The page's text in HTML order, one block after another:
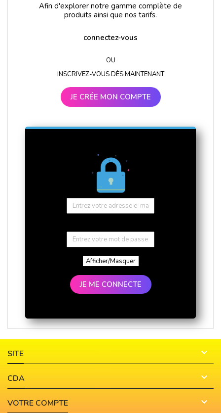
Afin d'explorer notre gamme complète de
produits ainsi que nos tarifs.
connectez-vous
OU
INSCRIVEZ-VOUS DÈS MAINTENANT
JE CRÉE MON COMPTE
Afficher/Masquer
JE ME CONNECTE
SITE 
CDA 
VOTRE COMPTE 